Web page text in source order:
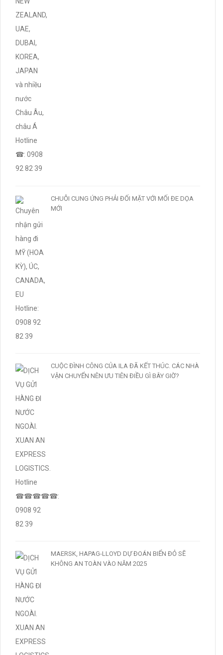
CHUỖI CUNG ỨNG PHẢI ĐỐI MẶT VỚI MỐI ĐE DỌA
MỚI
CUỘC ĐÌNH CÔNG CỦA ILA ĐÃ KẾT THÚC. CÁC NHÀ
VẬN CHUYỂN NÊN ƯU TIÊN ĐIỀU GÌ BÂY GIỜ?
MAERSK, HAPAG-LLOYD DỰ ĐOÁN BIỂN ĐỎ SẼ
KHÔNG AN TOÀN VÀO NĂM 2025